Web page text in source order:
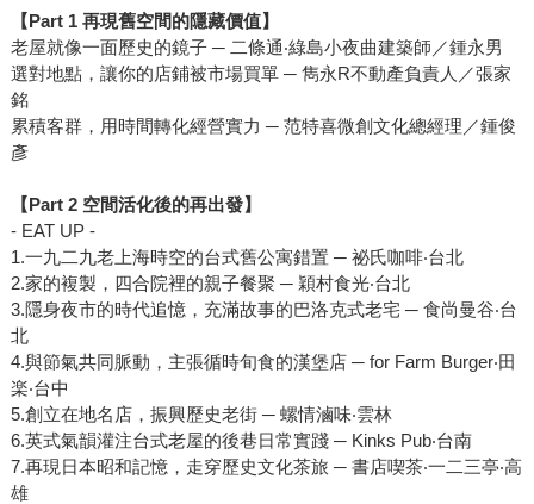
【Part 1 再現舊空間的隱藏價值】
老屋就像一面歷史的鏡子 ─ 二條通‧綠島小夜曲建築師／鍾永男
選對地點，讓你的店鋪被市場買單 ─ 雋永R不動產負責人／張家
銘
累積客群，用時間轉化經營實力 ─ 范特喜微創文化總經理／鍾俊
彥
【Part 2 空間活化後的再出發】
- EAT UP -
1.一九二九老上海時空的台式舊公寓錯置 ─ 祕氏咖啡‧台北
2.家的複製，四合院裡的親子餐聚 ─ 穎村食光‧台北
3.隱身夜市的時代追憶，充滿故事的巴洛克式老宅 ─ 食尚曼谷‧台
北
4.與節氣共同脈動，主張循時旬食的漢堡店 ─ for Farm Burger‧田
楽‧台中
5.創立在地名店，振興歷史老街 ─ 螺情滷味‧雲林
6.英式氣韻灌注台式老屋的後巷日常實踐 ─ Kinks Pub‧台南
7.再現日本昭和記憶，走穿歷史文化茶旅 ─ 書店喫茶‧一二三亭‧高
雄